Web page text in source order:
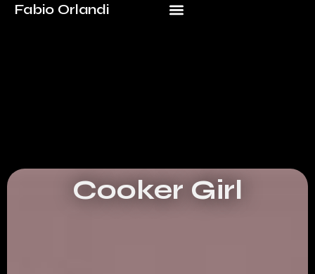
Fabio Orlandi
Cooker Girl